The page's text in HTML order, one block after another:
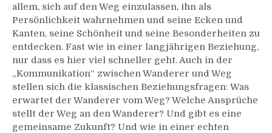
allem, sich auf den Weg einzulassen, ihn als
Persönlichkeit wahrnehmen und seine Ecken und
Kanten, seine Schönheit und seine Besonderheiten zu
entdecken. Fast wie in einer langjährigen Beziehung,
nur dass es hier viel schneller geht. Auch in der
„Kommunikation“ zwischen Wanderer und Weg
stellen sich die klassischen Beziehungsfragen: Was
erwartet der Wanderer vom Weg? Welche Ansprüche
stellt der Weg an den Wanderer? Und gibt es eine
gemeinsame Zukunft? Und wie in einer echten